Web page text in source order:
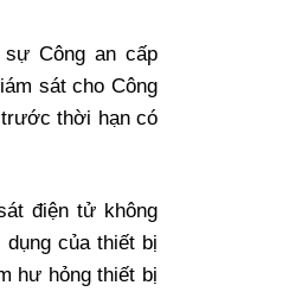
Công an cấp
sát cho Công
thời hạn có
điện tử không
của thiết bị
hư hỏng thiết bị